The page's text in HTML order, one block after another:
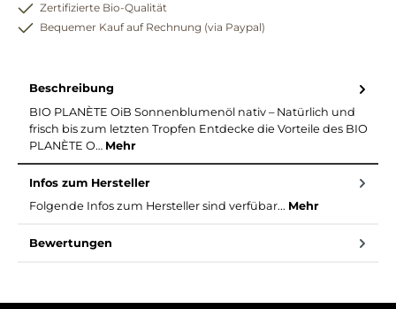
Zertifizierte Bio-Qualität
Bequemer Kauf auf Rechnung (via Paypal)
Beschreibung
BIO PLANÈTE OiB Sonnenblumenöl nativ – Natürlich und
frisch bis zum letzten Tropfen Entdecke die Vorteile des BIO
PLANÈTE O… Mehr
Infos zum Hersteller
Folgende Infos zum Hersteller sind verfübar... Mehr
Bewertungen